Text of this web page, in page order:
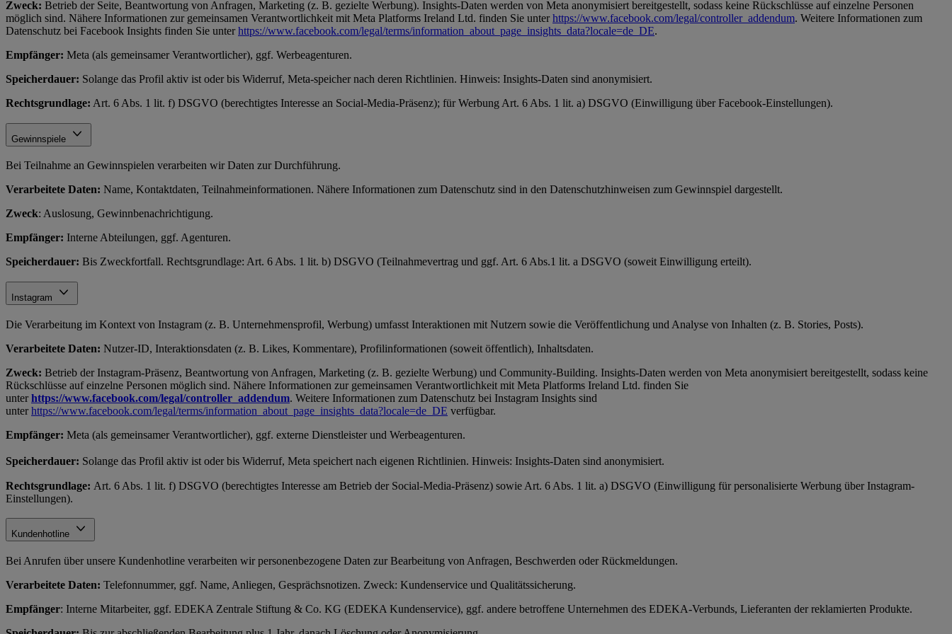
Zweck: Betrieb der Seite, Beantwortung von Anfragen, Marketing (z. B. gezielte Werbung). Insights-Daten werden von Meta anonymisiert bereitgestellt, sodass keine Rückschlüsse auf einzelne Personen
möglich sind. Nähere Informationen zur gemeinsamen Verantwortlichkeit mit Meta Platforms Ireland Ltd. finden Sie unterhttps://www.facebook.com/legal/controller_addendum. Weitere Informationen zum
Datenschutz bei Facebook Insights finden Sie unterhttps://www.facebook.com/legal/terms/information_about_page_insights_data?locale=de_DE.
Empfänger: Meta (als gemeinsamer Verantwortlicher), ggf. Werbeagenturen.
Speicherdauer: Solange das Profil aktiv ist oder bis Widerruf, Meta-speicher nach deren Richtlinien. Hinweis: Insights-Daten sind anonymisiert.
Rechtsgrundlage: Art. 6 Abs. 1 lit. f) DSGVO (berechtigtes Interesse an Social-Media-Präsenz); für Werbung Art. 6 Abs. 1 lit. a) DSGVO (Einwilligung über Facebook-Einstellungen).
Gewinnspiele
Bei Teilnahme an Gewinnspielen verarbeiten wir Daten zur Durchführung.
Verarbeitete Daten: Name, Kontaktdaten, Teilnahmeinformationen. Nähere Informationen zum Datenschutz sind in den Datenschutzhinweisen zum Gewinnspiel dargestellt.
Zweck: Auslosung, Gewinnbenachrichtigung.
Empfänger: Interne Abteilungen, ggf. Agenturen.
Speicherdauer: Bis Zweckfortfall. Rechtsgrundlage: Art. 6 Abs. 1 lit. b) DSGVO (Teilnahmevertrag und ggf. Art. 6 Abs.1 lit. a DSGVO (soweit Einwilligung erteilt).
Instagram
Die Verarbeitung im Kontext von Instagram (z. B. Unternehmensprofil, Werbung) umfasst Interaktionen mit Nutzern sowie die Veröffentlichung und Analyse von Inhalten (z. B. Stories, Posts).
Verarbeitete Daten: Nutzer-ID, Interaktionsdaten (z. B. Likes, Kommentare), Profilinformationen (soweit öffentlich), Inhaltsdaten.
Zweck: Betrieb der Instagram-Präsenz, Beantwortung von Anfragen, Marketing (z. B. gezielte Werbung) und Community-Building. Insights-Daten werden von Meta anonymisiert bereitgestellt, sodass keine
Rückschlüsse auf einzelne Personen möglich sind. Nähere Informationen zur gemeinsamen Verantwortlichkeit mit Meta Platforms Ireland Ltd. finden Sie
unterhttps://www.facebook.com/legal/controller_addendum. Weitere Informationen zum Datenschutz bei Instagram Insights sind
unterhttps://www.facebook.com/legal/terms/information_about_page_insights_data?locale=de_DE verfügbar.
Empfänger: Meta (als gemeinsamer Verantwortlicher), ggf. externe Dienstleister und Werbeagenturen.
Speicherdauer: Solange das Profil aktiv ist oder bis Widerruf, Meta speichert nach eigenen Richtlinien. Hinweis: Insights-Daten sind anonymisiert.
Rechtsgrundlage: Art. 6 Abs. 1 lit. f) DSGVO (berechtigtes Interesse am Betrieb der Social-Media-Präsenz) sowie Art. 6 Abs. 1 lit. a) DSGVO (Einwilligung für personalisierte Werbung über Instagram-
Einstellungen).
Kundenhotline
Bei Anrufen über unsere Kundenhotline verarbeiten wir personenbezogene Daten zur Bearbeitung von Anfragen, Beschwerden oder Rückmeldungen.
Verarbeitete Daten: Telefonnummer, ggf. Name, Anliegen, Gesprächsnotizen. Zweck: Kundenservice und Qualitätssicherung.
Empfänger: Interne Mitarbeiter, ggf. EDEKA Zentrale Stiftung & Co. KG (EDEKA Kundenservice), ggf. andere betroffene Unternehmen des EDEKA-Verbunds, Lieferanten der reklamierten Produkte.